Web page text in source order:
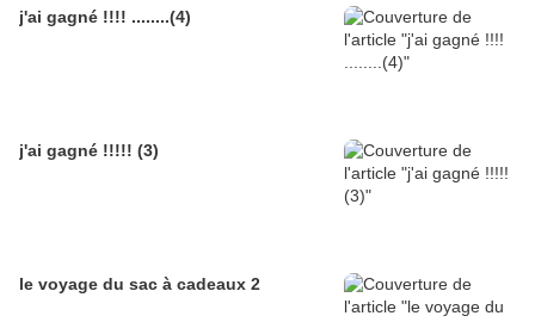
j'ai gagné !!!! ........(4)
j'ai gagné !!!!! (3)
le voyage du sac à cadeaux 2